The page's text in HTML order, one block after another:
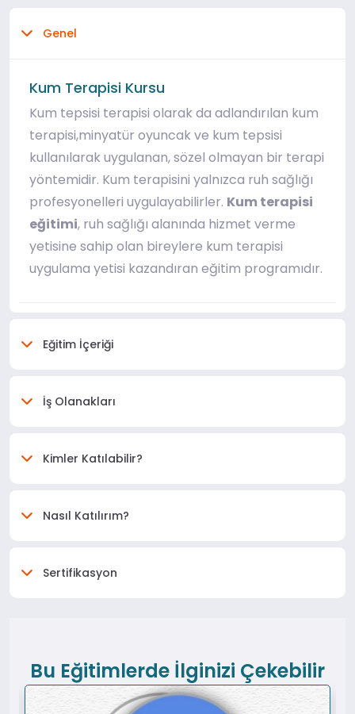
Genel
Kum Terapisi Kursu
Kum tepsisi terapisi olarak da adlandırılan kum
terapisi,minyatür oyuncak ve kum tepsisi
kullanılarak uygulanan, sözel olmayan bir terapi
yöntemidir. Kum terapisini yalnızca ruh sağlığı
profesyonelleri uygulayabilirler. Kum terapisi
eğitimi, ruh sağlığı alanında hizmet verme
yetisine sahip olan bireylere kum terapisi
uygulama yetisi kazandıran eğitim programıdır.
Eğitim İçeriği
İş Olanakları
Kimler Katılabilir?
Nasıl Katılırım?
Sertifikasyon
Bu Eğitimlerde İlginizi Çekebilir